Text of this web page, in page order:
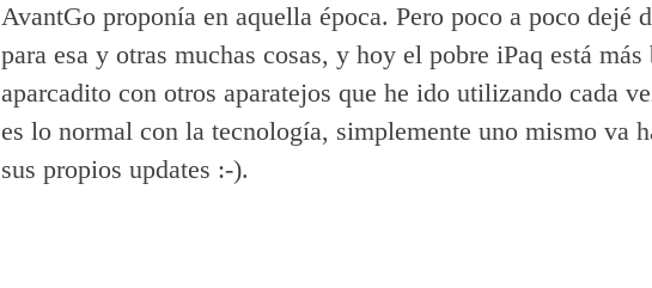
AvantGo proponía en aquella época. Pero poco a poco dejé
para esa y otras muchas cosas, y hoy el pobre iPaq está más
aparcadito con otros aparatejos que he ido utilizando cada
es lo normal con la tecnología, simplemente uno mismo va
sus propios updates :-).